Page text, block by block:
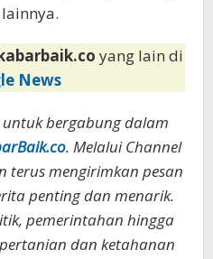
yang lain di
News
bergabung dalam
. Melalui Channel
terus mengirimkan pesan
penting dan menarik.
pemerintahan hingga
dan ketahanan